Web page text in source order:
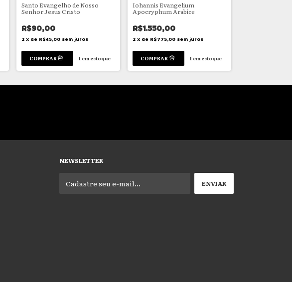
Santo Evangelho de Nosso
Senhor Jesus Cristo
R$90,00
2 x de R$45,00 sem juros
1 em estoque
Iohannis Evangelium
Apocryphum Arabice
R$1.550,00
2 x de R$775,00 sem juros
1 em estoque
NEWSLETTER